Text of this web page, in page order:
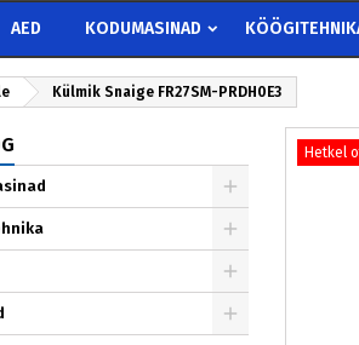
AED KODUMASINAD
Külmik Snaige FR27SM-PRDH0E3
Hetkel